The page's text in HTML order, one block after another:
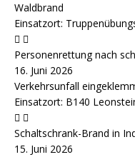
Waldbrand
Einsatzort:
Personenrettung nach
16. Juni 2026
Verkehrsunfall
Einsatzort: B140
Schaltschrank-Brand in
15. Juni 2026